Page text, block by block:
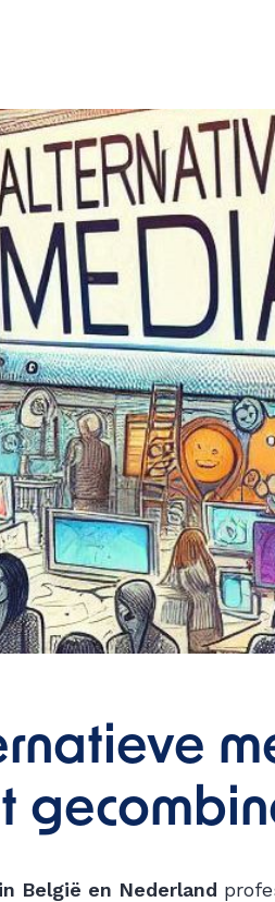
België en Nederland